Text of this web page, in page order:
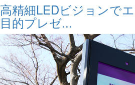
高精細LEDビジョンで
目的プレゼ...